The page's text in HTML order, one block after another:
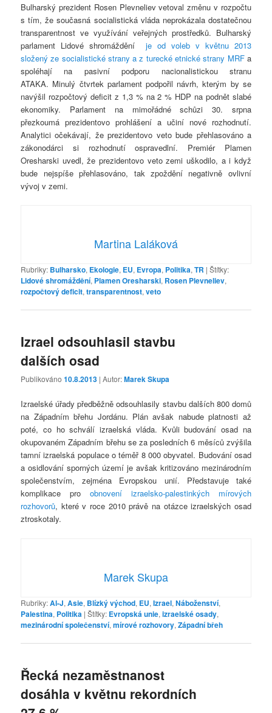
Bulharský prezident Rosen Plevneliev vetoval změnu v rozpočtu
s tím, že současná socialistická vláda neprokázala dostatečnou
transparentnost ve využívání veřejných prostředků. Bulharský
parlament Lidové shromážděníje od voleb v květnu 2013
složený ze socialistické strany a z turecké etnické strany MRFa
spoléhají na pasivní podporu nacionalistickou stranu
ATAKA. Minulý čtvrtek parlament podpořil návrh, kterým by se
navýšil rozpočtový deficit z 1,3 % na 2 % HDP na podnět slabé
ekonomiky. Parlament na mimořádné schůzi 30. srpna
přezkoumá prezidentovo prohlášení a učiní nové rozhodnutí.
Analytici očekávají, že prezidentovo veto bude přehlasováno a
zákonodárci si rozhodnutí ospravedlní. Premiér Plamen
Oresharski uvedl, že prezidentovo veto zemi uškodilo, a i když
bude nejspíše přehlasováno, tak zpoždění negativně ovlivní
vývoj v zemi.
Martina Laláková
Rubriky: Bulharsko, Ekologie, EU, Evropa, Politika,TR |Štítky:
Lidové shromáždění, Plamen Oresharski, Rosen Plevneliev,
rozpočtový deficit,transparentnost,veto
Izrael odsouhlasil stavbu
dalších osad
Publikováno10.8.2013 | Autor:Marek Skupa
Izraelské úřady předběžně odsouhlasily stavbu dalších 800 domů
na Západním břehu Jordánu. Plán avšak nabude platnosti až
poté, co ho schválí izraelská vláda. Kvůli budování osad na
okupovaném Západním břehu se za posledních 6 měsíců zvýšila
tamní izraelská populace o téměř 8 000 obyvatel. Budování osad
a osidlování sporných území je avšak kritizováno mezinárodním
společenstvím, zejména Evropskou unií. Představuje také
komplikace pro obnovení izraelsko-palestinkých mírových
rozhovorů, které v roce 2010 právě na otázce izraelských osad
ztroskotaly.
Marek Skupa
Rubriky:Al-J,Asie, Blízký východ, EU,Izrael,Náboženství,
Palestina, Politika |Štítky: Evropská unie,izraelské osady,
mezinárodní společenství,mírové rozhovory,Západní břeh
Řecká nezaměstnanost
dosáhla v květnu rekordních